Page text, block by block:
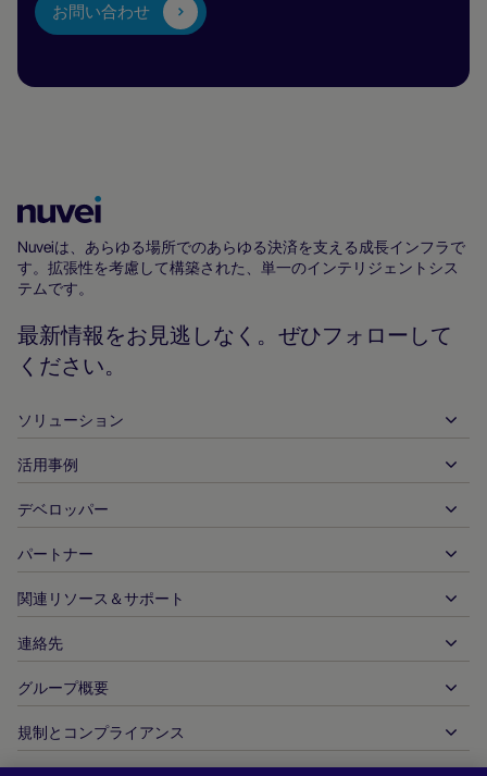
お問い合わせ
ホ
ー
ペ
ー
Nuveiは、あらゆる場所でのあらゆる決済を支える成長インフラで
す。拡張性を考慮して構築された、単一のインテリジェントシス
テムです。
最新情報をお見逃しなく。ぜひフォローして
ください。
ソリューション
入金
出金
リアルタイム決済
発行
決済方法
APM
オーソリ最適化
活用事例
ホスピタリティ
自動車
企業間（B2B）
金融サービス
政府からの支払い
旅行＆モビリティ
デベロッパー
デベロッパーツール
API 参照ドキュメント
ドキュメントセンター
パートナー
当社との提携
パートナー製品＆ソリューション
技術パートナー
パートナー DNA
関連リソース＆サポート
お客様サポート
加盟店向けリソース
業界レポート
連絡先
販売に関するお問い合わせ
最高経営責任者室
カナダ行動規範
グループ概要
当社について
採用情報
規制とコンプライアンス